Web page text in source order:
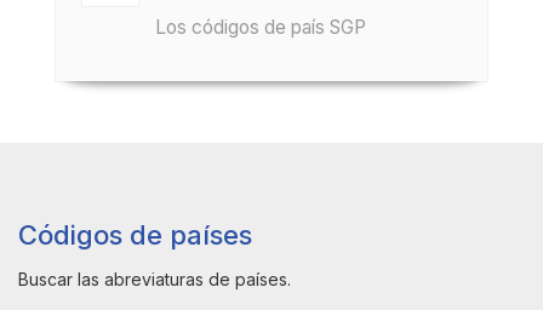
Los códigos de país SGP
Códigos de países
Buscar las abreviaturas de países.